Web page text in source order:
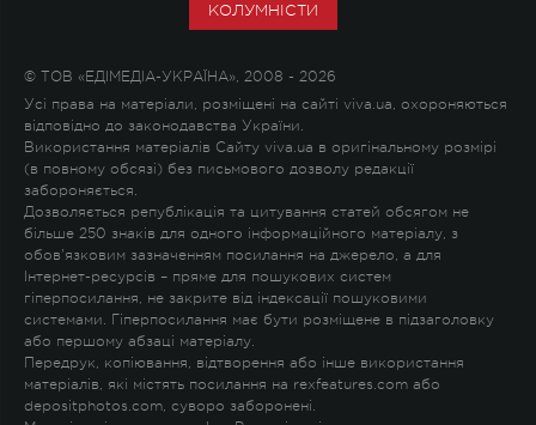
КОЛУМНІСТИ
© ТОВ «ЕДІМЕДІА-УКРАЇНА», 2008 - 2026
Усі права на матеріали, розміщені на сайті viva.ua, охороняються
відповідно до законодавства України.
Використання матеріалів Сайту viva.ua в оригінальному розмірі
(в повному обсязі) без письмового дозволу редакції
забороняється.
Дозволяється републікація та цитування статей обсягом не
більше 250 знаків для одного інформаційного матеріалу, з
обов'язковим зазначенням посилання на джерело, а для
Інтернет-ресурсів – пряме для пошукових систем
гіперпосилання, не закрите від індексації пошуковими
системами. Гіперпосилання має бути розміщене в підзаголовку
або першому абзаці матеріалу.
Передрук, копіювання, відтворення або інше використання
матеріалів, які містять посилання на rexfeatures.com або
depositphotos.com, суворо заборонені.